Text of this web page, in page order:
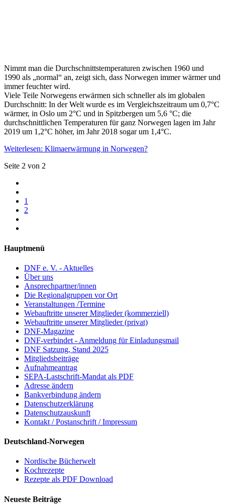
Nimmt man die Durchschnittstemperaturen zwischen 1960 und
1990 als „normal“ an, zeigt sich, dass Norwegen immer wärmer und
immer feuchter wird.
Viele Teile Norwegens erwärmen sich schneller als im globalen
Durchschnitt: In der Welt wurde es im Vergleichszeitraum um 0,7°C
wärmer, in Oslo um 2°C und in Spitzbergen um 5,6 °C; die
durchschnittlichen Temperaturen für ganz Norwegen lagen im Jahr
2019 um 1,2°C höher, im Jahr 2018 sogar um 1,4°C.
Weiterlesen: Klimaerwärmung in Norwegen?
Seite 2 von 2
1
2
Hauptmenü
DNF e. V. - Aktuelles
Über uns
Ansprechpartner/innen
Die Regionalgruppen vor Ort
Veranstaltungen /Termine
Webauftritte unserer Mitglieder (kommerziell)
Webauftritte unserer Mitglieder (privat)
DNF-Magazine
DNF-verbindet - Anmeldung für Einladungsmail
DNF Satzung, Stand 2025
Mitgliedsbeiträge
Aufnahmeantrag
SEPA-Lastschrift-Mandat als PDF
Adresse ändern
Bankverbindung ändern
Datenschutzerklärung
Datenschutzauskunft
Kontakt / Postanschrift / Impressum
Deutschland-Norwegen
Nordische Bücherwelt
Kochrezepte
Rezepte als PDF Download
Neueste Beiträge